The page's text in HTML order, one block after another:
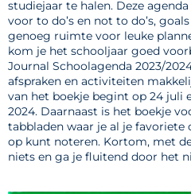
studiejaar te halen. Deze
voor to do’s en not to do’s,
genoeg ruimte voor leuke
kom je het schooljaar goed
Journal Schoolagenda 2023/
afspraken en activiteiten
van het boekje begint op 24 juli
2024. Daarnaast is het boekje
tabbladen waar je al je favoriete
op kunt noteren. Kortom, met
niets en ga je fluitend door het